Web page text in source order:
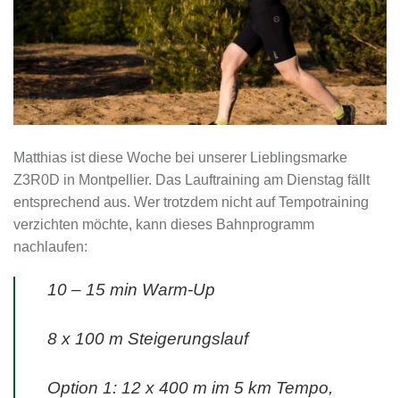
Matthias ist diese Woche bei unserer Lieblingsmarke
Z3R0D in Montpellier. Das Lauftraining am Dienstag fällt
entsprechend aus. Wer trotzdem nicht auf Tempotraining
verzichten möchte, kann dieses Bahnprogramm
nachlaufen:
10 – 15 min Warm-Up
8 x 100 m Steigerungslauf
Option 1: 12 x 400 m im 5 km Tempo,